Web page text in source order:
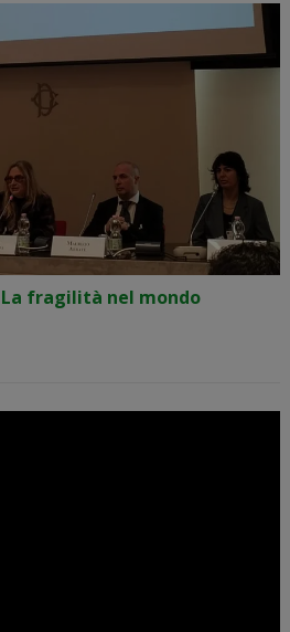
fragilità nel mondo